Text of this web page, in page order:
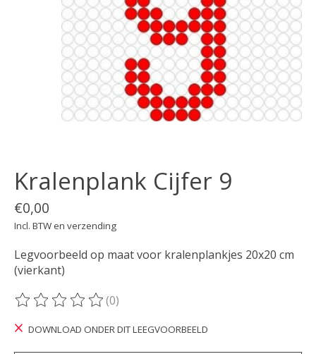
Kralenplank Cijfer 9
€0,00
Incl. BTW en verzending
Legvoorbeeld op maat voor kralenplankjes 20x20 cm
(vierkant)
De beoordeling van dit product is
(0)
DOWNLOAD ONDER DIT LEEGVOORBEELD